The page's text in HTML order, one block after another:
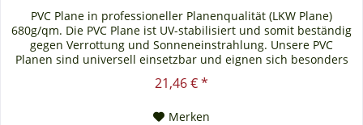
PVC Plane in professioneller Planenqualität (LKW Plane)
680g/qm. Die PVC Plane ist UV-stabilisiert und somit beständig
gegen Verrottung und Sonneneinstrahlung. Unsere PVC
Planen sind universell einsetzbar und eignen sich besonders
als Carportplane, Balkonabtrennung, Abdeckplane für
Brennholz, Sandkastenabdeckung oder für Ihren Anhänger.
21,46 € *
Merken